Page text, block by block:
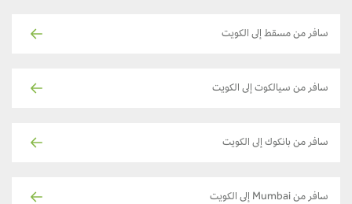
سافر من مسقط إلى الكويت
سافر من سيالكوت إلى الكويت
سافر من بانكوك إلى الكويت
سافر من Mumbai إلى الكويت